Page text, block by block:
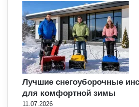
Лучшие снегоуборочные
для комфортной зимы
11.07.2026